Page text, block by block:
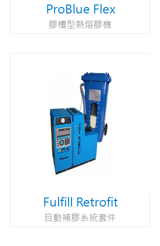
ProBlue Flex
膠槽型熱熔膠機
Fulfill Retrofit
自動補膠系統套件